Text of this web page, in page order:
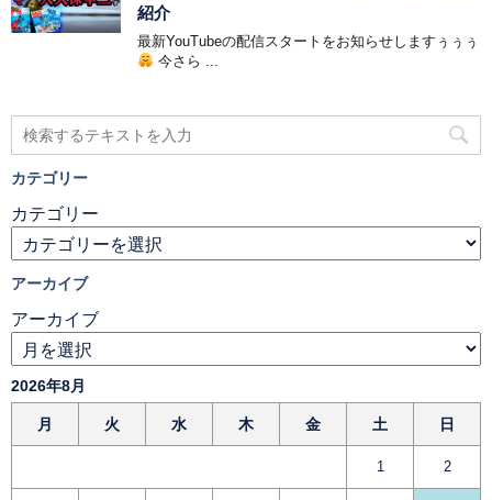
紹介
最新YouTubeの配信スタートをお知らせしますぅぅぅ
今さら ...
カテゴリー
カテゴリー
アーカイブ
アーカイブ
2026年8月
月 火 水 木 金 土 日
1 2